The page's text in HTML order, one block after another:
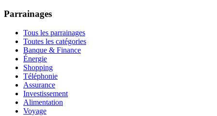
Parrainages
Tous les parrainages
Toutes les catégories
Banque & Finance
Énergie
Shopping
Téléphonie
Assurance
Investissement
Alimentation
Voyage